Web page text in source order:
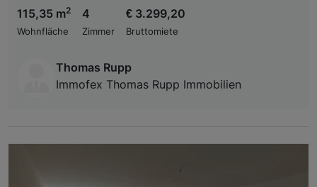
115,35 m2
Wohnfläche
4
Zimmer
€ 3.299,20
Bruttomiete
Thomas Rupp
Immofex Thomas Rupp Immobilien